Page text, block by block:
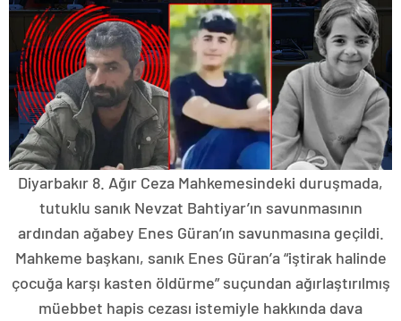
Diyarbakır 8. Ağır Ceza Mahkemesindeki duruşmada,
tutuklu sanık Nevzat Bahtiyar’ın savunmasının
ardından ağabey Enes Güran’ın savunmasına geçildi.
Mahkeme başkanı, sanık Enes Güran’a “iştirak halinde
çocuğa karşı kasten öldürme” suçundan ağırlaştırılmış
müebbet hapis cezası istemiyle hakkında dava